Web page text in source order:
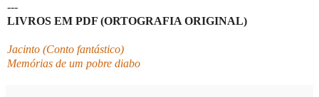
---
LIVROS EM PDF (ORTOGRAFIA ORIGINAL)
Jacinto (Conto fantástico)
Memórias de um pobre diabo